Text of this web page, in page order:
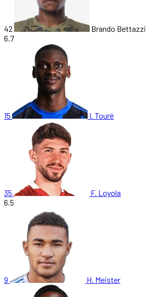
42
Brando Bettazzi
6.7
15 I. Touré
35
F. Loyola
6.5
9 H. Meister